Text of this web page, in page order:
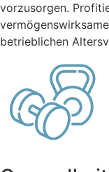
vorzusorgen.
betrieblichen